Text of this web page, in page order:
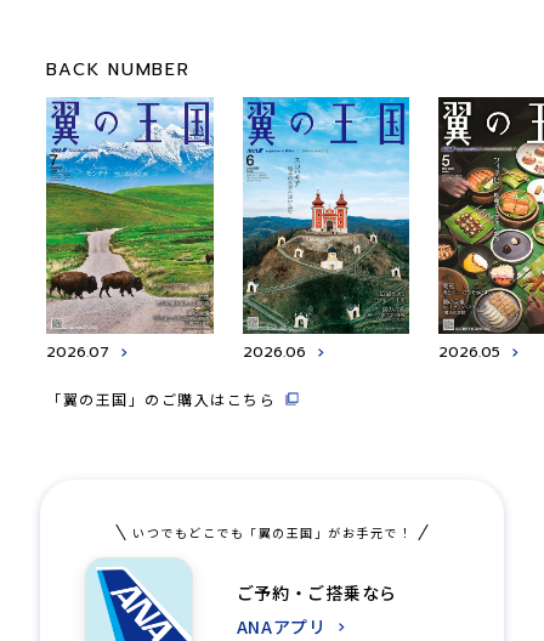
BACK NUMBER
2026.07 2026.06 2026.05
「翼の王国」のご購入はこちら
いつでもどこでも「翼の王国」がお手元で！
ご予約・ご搭乗なら
ANAアプリ